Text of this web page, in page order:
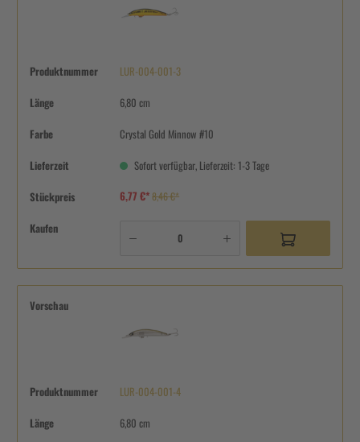
Produktnummer LUR-004-001-3
Länge 6,80 cm
Farbe Crystal Gold Minnow #10
Lieferzeit Sofort verfügbar, Lieferzeit: 1-3 Tage
Stückpreis 6,77 €*8,46 €*
Kaufen
Vorschau
Produktnummer LUR-004-001-4
Länge 6,80 cm